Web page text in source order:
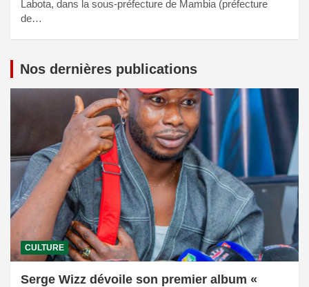
Labota, dans la sous-préfecture de Mambia (préfecture
de…
Nos dernières publications
CULTURE
Serge Wizz dévoile son premier album «